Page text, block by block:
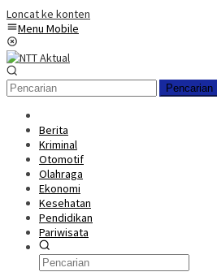
Loncat ke konten
Menu Mobile
Pencarian
Berita
Kriminal
Otomotif
Olahraga
Ekonomi
Kesehatan
Pendidikan
Pariwisata